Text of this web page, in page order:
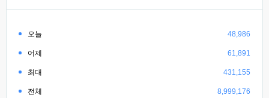
오늘 48,986
어제 61,891
최대 431,155
전체 8,999,176